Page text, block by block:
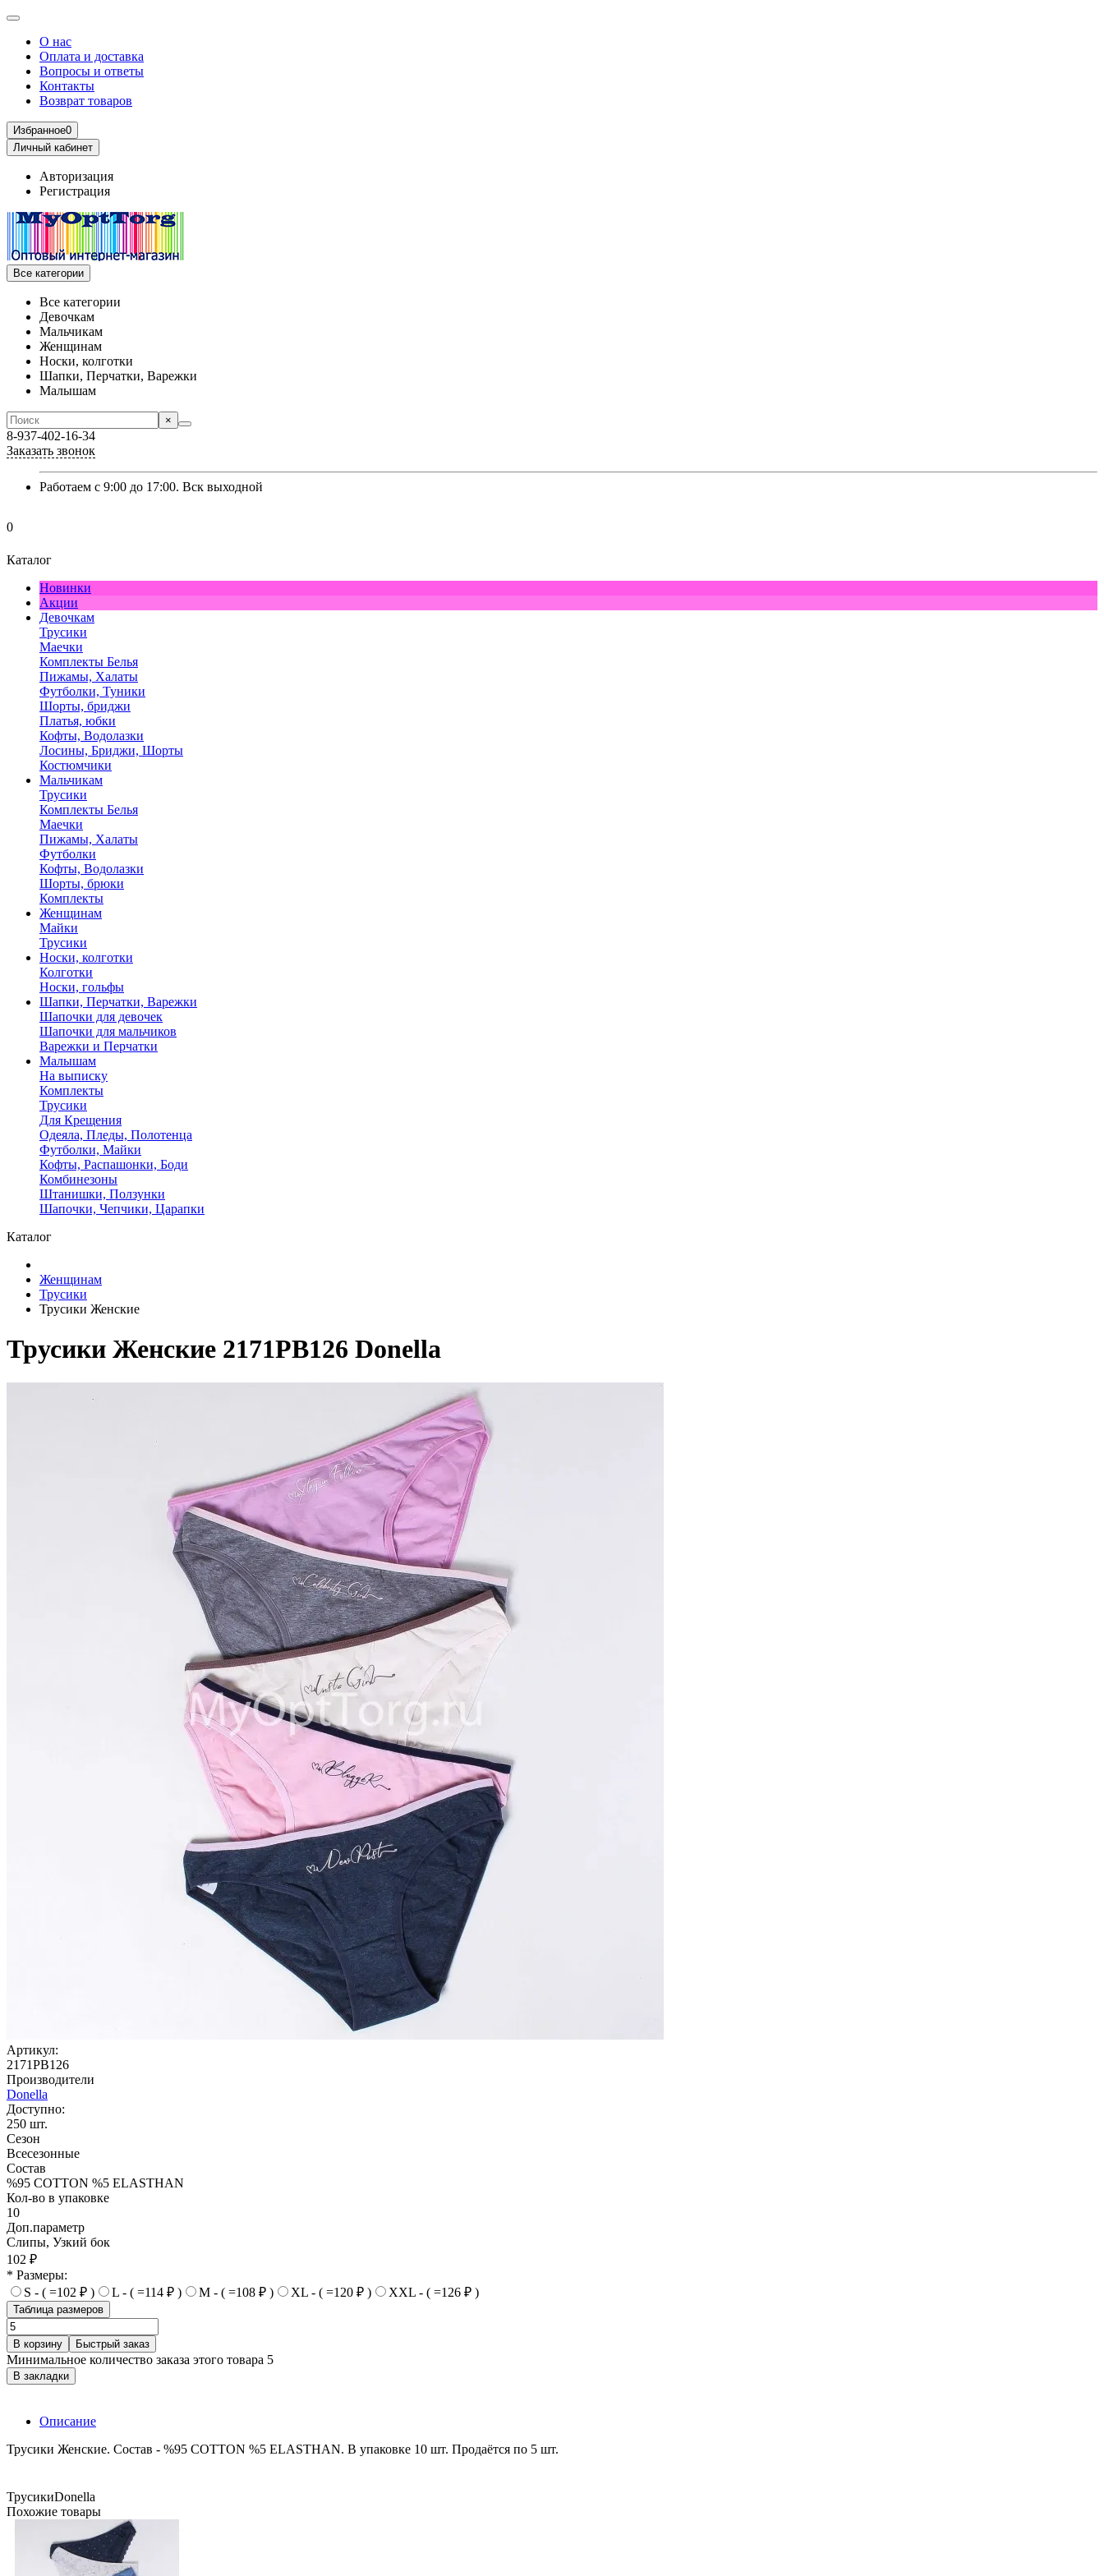
О нас
Оплата и доставка
Вопросы и ответы
Контакты
Возврат товаров
Избранное0
Личный кабинет
Авторизация
Регистрация
Все категории
Все категории
Девочкам
Мальчикам
Женщинам
Носки, колготки
Шапки, Перчатки, Варежки
Малышам
×
8-937-402-16-34
Заказать звонок
Работаем с 9:00 до 17:00. Вск выходной
0
Каталог
Новинки
Акции
Девочкам
Трусики
Маечки
Комплекты Белья
Пижамы, Халаты
Футболки, Туники
Шорты, бриджи
Платья, юбки
Кофты, Водолазки
Лосины, Бриджи, Шорты
Костюмчики
Мальчикам
Трусики
Комплекты Белья
Маечки
Пижамы, Халаты
Футболки
Кофты, Водолазки
Шорты, брюки
Комплекты
Женщинам
Майки
Трусики
Носки, колготки
Колготки
Носки, гольфы
Шапки, Перчатки, Варежки
Шапочки для девочек
Шапочки для мальчиков
Варежки и Перчатки
Малышам
На выписку
Комплекты
Трусики
Для Крещения
Одеяла, Пледы, Полотенца
Футболки, Майки
Кофты, Распашонки, Боди
Комбинезоны
Штанишки, Ползунки
Шапочки, Чепчики, Царапки
Каталог
Женщинам
Трусики
Трусики Женские
Трусики Женские 2171PB126 Donella
Артикул:
2171PB126
Производители
Donella
Доступно:
250 шт.
Сезон
Всесезонные
Состав
%95 COTTON %5 ELASTHAN
Кол-во в упаковке
10
Доп.параметр
Слипы, Узкий бок
102 ₽
* Размеры:
S - ( =102 ₽ )
L - ( =114 ₽ ) M - ( =108 ₽ ) XL - ( =120 ₽ ) XXL - ( =126 ₽ )
Таблица размеров
В корзину Быстрый заказ
Минимальное количество заказа этого товара 5
В закладки
Описание
Трусики Женские. Состав - %95 COTTON %5 ELASTHAN. В упаковке 10 шт. Продаётся по 5 шт.
ТрусикиDonella
Похожие товары